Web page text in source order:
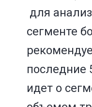
для
сегменте
последние
идет о